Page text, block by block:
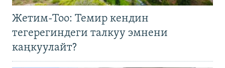
Жетим-Тоо: Темир кендин
тегерегиндеги талкуу эмнени
каңкуулайт?